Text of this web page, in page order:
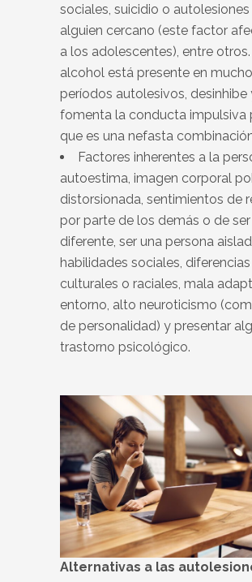
sociales, suicidio o
alguien cercano (este factor
a los adolescentes), entre otros.
alcohol está presente en
períodos autolesivos, desinhibe
fomenta la conducta impulsiva
que es una nefasta
Factores inherentes a la
autoestima, imagen corporal
distorsionada, sentimientos de
por parte de los demás o de ser
diferente, ser una persona
habilidades sociales, diferencias
culturales o raciales, mala
entorno, alto neuroticismo
de personalidad) y presentar
trastorno psicológico.
Alternativas a las